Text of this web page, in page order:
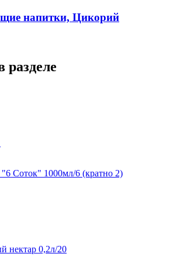
напитки, Цикорий
разделе
Соток" 1000мл/6 (кратно 2)
нектар 0,2л/20